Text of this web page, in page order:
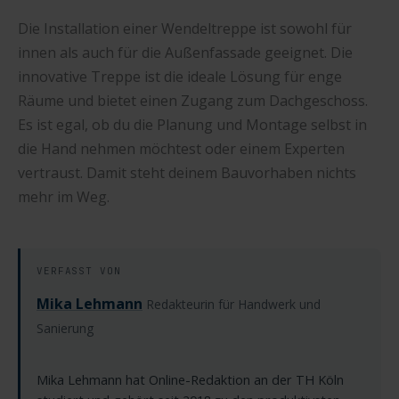
Die Installation einer Wendeltreppe ist sowohl für
innen als auch für die Außenfassade geeignet. Die
innovative Treppe ist die ideale Lösung für enge
Räume und bietet einen Zugang zum Dachgeschoss.
Es ist egal, ob du die Planung und Montage selbst in
die Hand nehmen möchtest oder einem Experten
vertraust. Damit steht deinem Bauvorhaben nichts
mehr im Weg.
VERFASST VON
Mika Lehmann Redakteurin für Handwerk und
Sanierung
Mika Lehmann hat Online-Redaktion an der TH Köln